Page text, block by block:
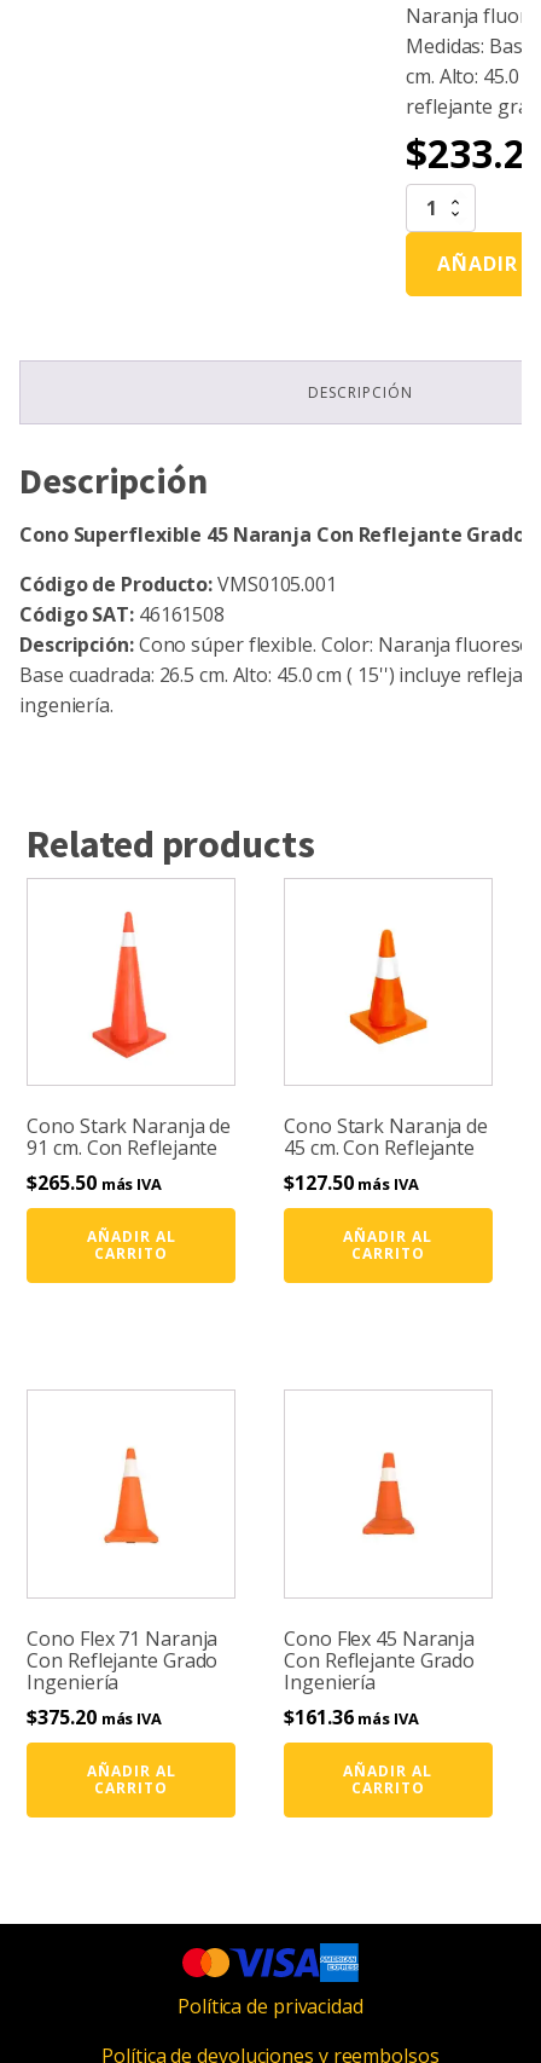
Naranja
Medidas: Base
cm. Alto: 45.0
reflejante
$
Cono
Superflexible
Naranja
Con
Ingeniería
cantidad
AÑADIR
DESCRIPCIÓN
Descripción
Cono Superflexible 45 Naranja Con Reflejante Grado
Código de Producto:VMS0105.001
Código SAT:46161508
Descripción:Cono súper flexible. Color: Naranja
Base cuadrada: 26.5 cm. Alto: 45.0 cm ( 15'') incluye
ingeniería.
Related products
Cono Stark Naranja de
91 cm. Con Reflejante
$265.50 más IVA
AÑADIR AL
CARRITO
Cono Stark Naranja de
45 cm. Con Reflejante
$127.50 más IVA
AÑADIR AL
CARRITO
Cono Flex 71 Naranja
Con Reflejante Grado
Ingeniería
$375.20 más IVA
AÑADIR AL
CARRITO
Cono Flex 45 Naranja
Con Reflejante Grado
Ingeniería
$161.36 más IVA
AÑADIR AL
CARRITO
Política de privacidad
Política de devoluciones y reembolsos